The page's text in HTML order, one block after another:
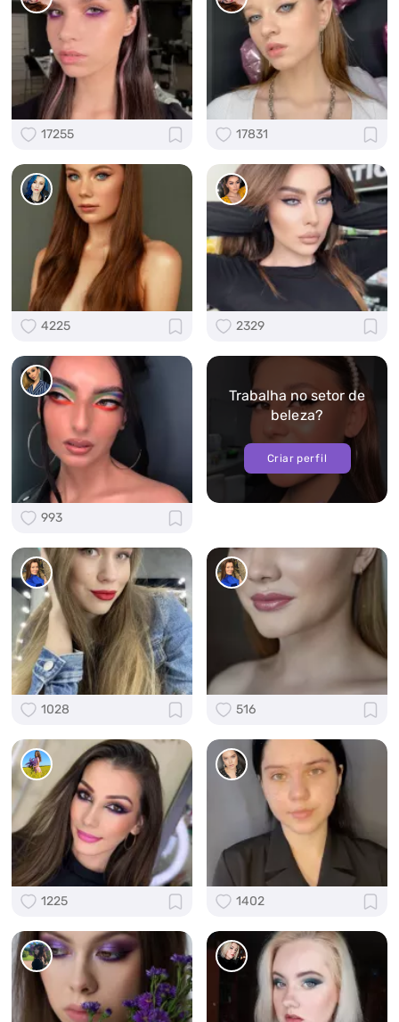
17255 17831
4225 2329
993
Trabalha no setor de
beleza?
Criar perfil
1028 516
1225 1402